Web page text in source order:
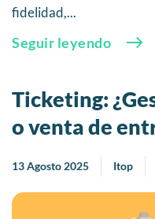
fidelidad,...
Seguir leyendo
Ticketing:
o venta de
13 Agosto 2025 Itop